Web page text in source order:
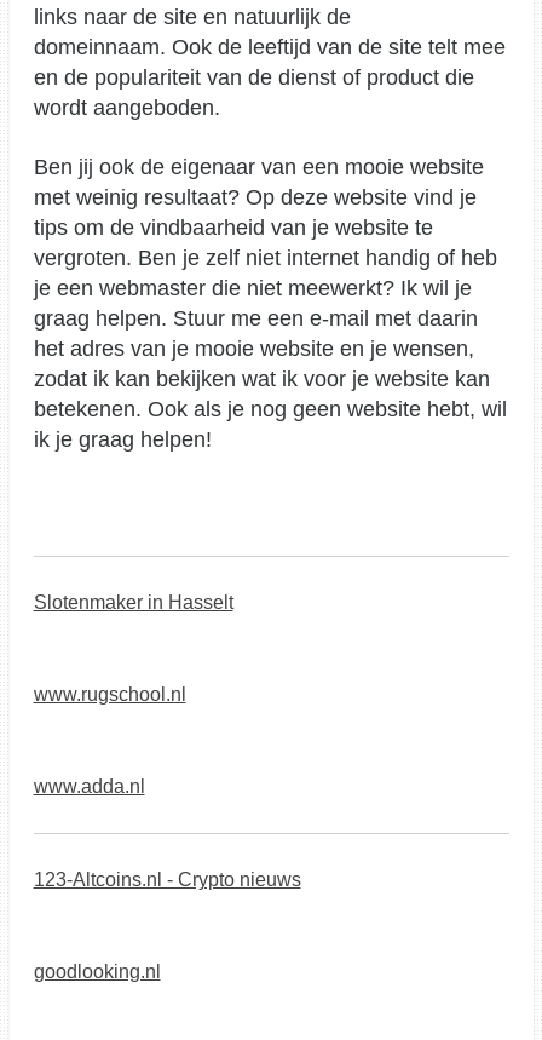
links naar de site en natuurlijk de
domeinnaam. Ook de leeftijd van de site telt mee
en de populariteit van de dienst of product die
wordt aangeboden.
Ben jij ook de eigenaar van een mooie website
met weinig resultaat? Op deze website vind je
tips om de vindbaarheid van je website te
vergroten. Ben je zelf niet internet handig of heb
je een webmaster die niet meewerkt? Ik wil je
graag helpen. Stuur me een e-mail met daarin
het adres van je mooie website en je wensen,
zodat ik kan bekijken wat ik voor je website kan
betekenen. Ook als je nog geen website hebt, wil
ik je graag helpen!
Slotenmaker in Hasselt
www.rugschool.nl
www.adda.nl
123-Altcoins.nl - Crypto nieuws
goodlooking.nl